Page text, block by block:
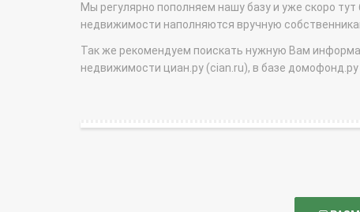
Мы регулярно пополняем нашу базу и уже скоро
недвижимости наполняются вручную
Так же рекомендуем поискать нужную Вам
недвижимости циан.ру (cian.ru), в базе домофонд.ру